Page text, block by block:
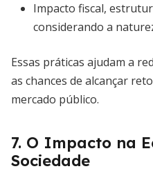
Impacto fiscal,
considerando a
Essas práticas ajudam a
as chances de alcançar
mercado público.
7. O Impacto na
Sociedade